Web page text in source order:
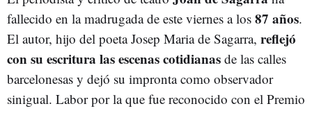
fallecido en la madrugada de este viernes a los 87 años.
El autor, hijo del poeta Josep Maria de Sagarra, reflejó
con su escritura las escenas cotidianas de las calles
barcelonesas y dejó su impronta como observador
sinigual. Labor por la que fue reconocido con el Premio